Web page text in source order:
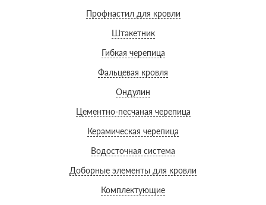
Профнастил для кровли
Штакетник
Гибкая черепица
Фальцевая кровля
Ондулин
Цементно-песчаная черепица
Керамическая черепица
Водосточная система
Доборные элементы для кровли
Комплектующие